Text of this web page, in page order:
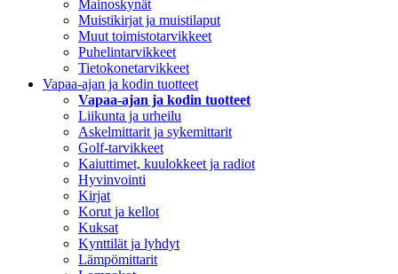
Mainoskynät
Muistikirjat ja muistilaput
Muut toimistotarvikkeet
Puhelintarvikkeet
Tietokonetarvikkeet
Vapaa-ajan ja kodin tuotteet
Vapaa-ajan ja kodin tuotteet
Liikunta ja urheilu
Askelmittarit ja sykemittarit
Golf-tarvikkeet
Kaiuttimet, kuulokkeet ja radiot
Hyvinvointi
Kirjat
Korut ja kellot
Kuksat
Kynttilät ja lyhdyt
Lämpömittarit